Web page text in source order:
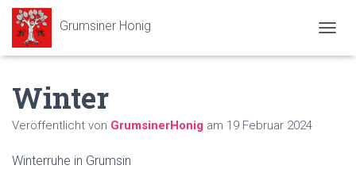
Grumsiner Honig
A
Winter
Veröffentlicht von GrumsinerHonig am 19 Februar 2024
Winterruhe in Grumsin